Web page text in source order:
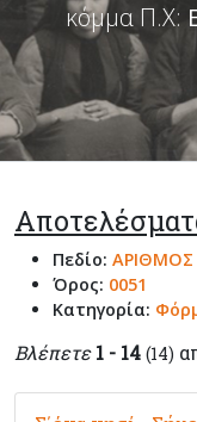
κόμμα Π.Χ:
Πεδίο: ΑΡΙΘΜΟΣ
Όρος: 0051
Κατηγορία:
Βλέπετε 1 - 14 (14)